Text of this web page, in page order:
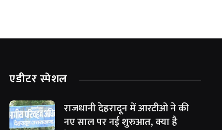
एडीटर स्पेशल
राजधानी देहरादून में आरटीओ ने की
नए साल पर नई शुरुआत, क्या है